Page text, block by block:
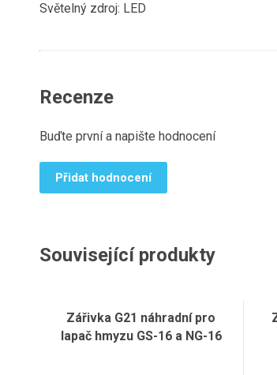
Světelný zdroj: LED
Recenze
Buďte první a napište hodnocení
Přidat hodnocení
Související produkty
Zářivka G21 náhradní pro
lapač hmyzu GS-16 a NG-16